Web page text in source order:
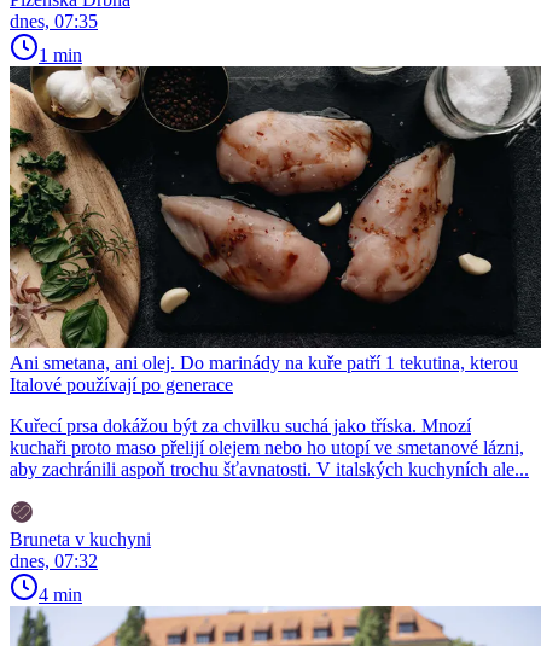
dnes, 07:35
1 min
Ani smetana, ani olej. Do marinády na kuře patří 1 tekutina, kterou
Italové používají po generace
Kuřecí prsa dokážou být za chvilku suchá jako tříska. Mnozí
kuchaři proto maso přelijí olejem nebo ho utopí ve smetanové lázni,
aby zachránili aspoň trochu šťavnatosti. V italských kuchyních ale...
Bruneta v kuchyni
dnes, 07:32
4 min